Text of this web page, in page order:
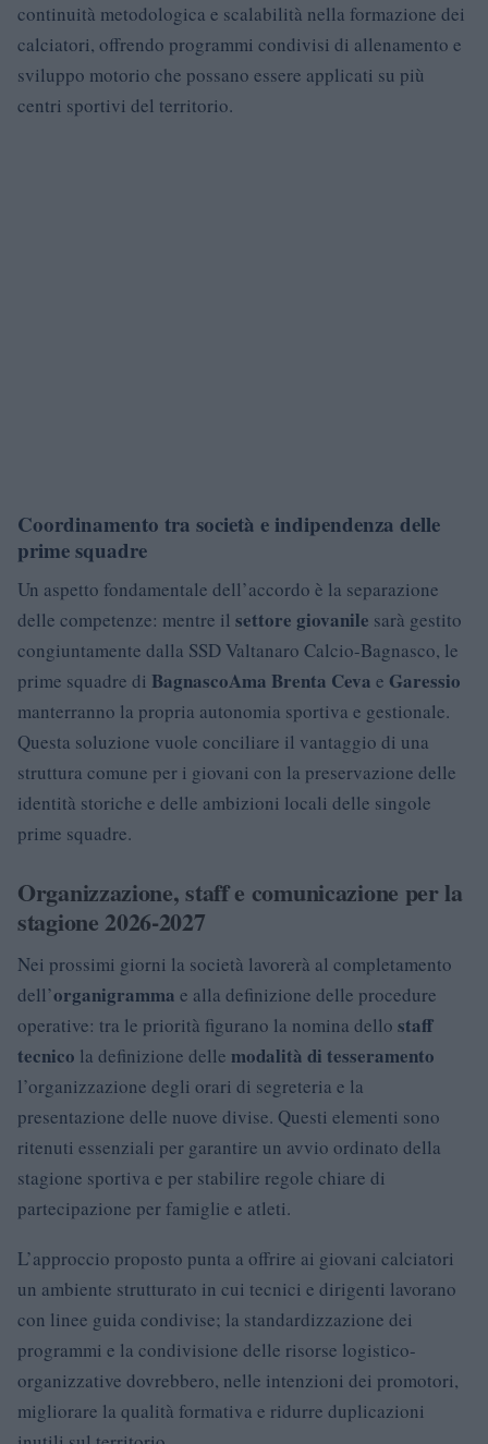
continuità metodologica e scalabilità nella formazione dei
calciatori, offrendo programmi condivisi di allenamento e
sviluppo motorio che possano essere applicati su più
centri sportivi del territorio.
Coordinamento tra società e indipendenza delle
prime squadre
Un aspetto fondamentale dell’accordo è la separazione
delle competenze: mentre il settore giovanile sarà gestito
congiuntamente dalla SSD Valtanaro Calcio-Bagnasco, le
prime squadre di BagnascoAma Brenta Ceva e Garessio
manterranno la propria autonomia sportiva e gestionale.
Questa soluzione vuole conciliare il vantaggio di una
struttura comune per i giovani con la preservazione delle
identità storiche e delle ambizioni locali delle singole
prime squadre.
Organizzazione, staff e comunicazione per la
stagione 2026-2027
Nei prossimi giorni la società lavorerà al completamento
dell’organigramma e alla definizione delle procedure
operative: tra le priorità figurano la nomina dello staff
tecnico la definizione delle modalità di tesseramento
l’organizzazione degli orari di segreteria e la
presentazione delle nuove divise. Questi elementi sono
ritenuti essenziali per garantire un avvio ordinato della
stagione sportiva e per stabilire regole chiare di
partecipazione per famiglie e atleti.
L’approccio proposto punta a offrire ai giovani calciatori
un ambiente strutturato in cui tecnici e dirigenti lavorano
con linee guida condivise; la standardizzazione dei
programmi e la condivisione delle risorse logistico-
organizzative dovrebbero, nelle intenzioni dei promotori,
migliorare la qualità formativa e ridurre duplicazioni